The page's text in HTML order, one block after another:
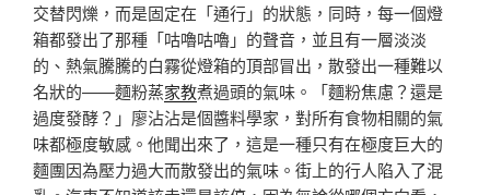
交替閃爍，而是固定在「通行」的狀態，同時，每一個燈
箱都發出了那種「咕嚕咕嚕」的聲音，並且有一層淡淡
的、熱氣騰騰的白霧從燈箱的頂部冒出，散發出一種難以
名狀的——麵粉蒸家教煮過頭的氣味。「麵粉焦慮？還是
過度發酵？」廖沾沾是個醬料學家，對所有食物相關的氣
味都極度敏感。他聞出來了，這是一種只有在極度巨大的
麵團因為壓力過大而散發出的氣味。街上的行人陷入了混